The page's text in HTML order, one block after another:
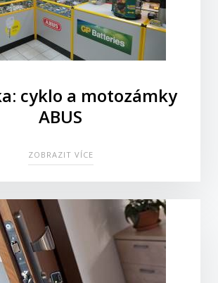
cyklo a motozámky
ABUS
ZOBRAZIT VÍCE